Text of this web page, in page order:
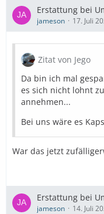
Erstattung bei
jameson 17. Juli
Zitat von Jego
Da bin ich mal
es sich nicht lohnt
annehmen...
Bei uns wäre es
War das jetzt
Erstattung bei
jameson 14. Juli